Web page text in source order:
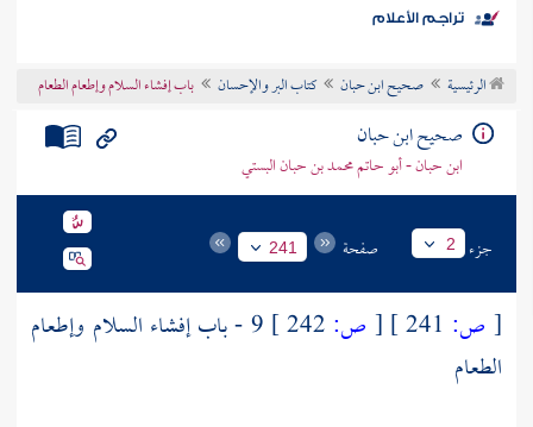
موضوعي
تراجم الأعلام
الرئيسية صحيح ابن حبان كتاب البر والإحسان باب إفشاء السلام وإطعام الطعام
صحيح ابن حبان
ابن حبان - أبو حاتم محمد بن حبان البستي
جزء 2 صفحة 241
[ ص: [ ص:
9 - باب إفشاء السلام وإطعام
الطعام